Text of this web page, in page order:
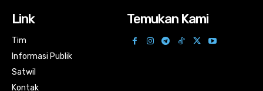
Link
Tim
Informasi Publik
Satwil
Kontak
Temukan Kami